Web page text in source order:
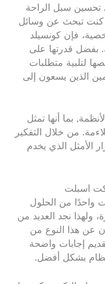
سبل الراحة
كنت تبحث عن وسائل
فإن كونسيلد
بفضل قدرتها على
لتلبية متطلبات
الذين يسعون إلى
بما أنها تمثل
من خلال التفكير
الأمثل الذي يخدم
اسبلت
واحدًا من الحلول
ولهذا نجد العديد من
عن هذا النوع من
إجابات واضحة
بشكل أفضل.